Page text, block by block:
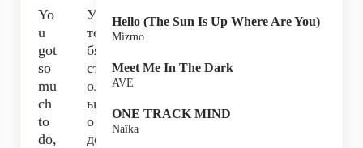
Yo
u
got
so
mu
ch
to
do,
У
те
бя
ст
ол
ьк
о
де
Hello (The Sun Is Up Where Are You)
Mizmo
Meet Me In The Dark
AVE
ONE TRACK MIND
Naïka